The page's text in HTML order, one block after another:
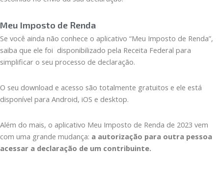
Meu Imposto de Renda
Se você ainda não conhece o aplicativo “Meu Imposto de Renda”,
saiba que ele foi disponibilizado pela Receita Federal para
simplificar o seu processo de declaração.
O seu download e acesso são totalmente gratuitos e ele está
disponível para Android, iOS e desktop.
Além do mais, o aplicativo Meu Imposto de Renda de 2023 vem
com uma grande mudança: a autorização para outra pessoa
acessar a declaração de um contribuinte.